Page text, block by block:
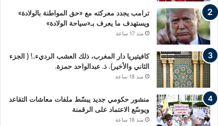
ترامب يجدد معركته مع «حق المواطنة بالولادة»
ويستهدف ما يعرف بـ«سياحة الولادة»
منذ 17 ساعة
كافيتيريا دار المغرب، ذلك العشب الرديء..! ( الجزء
الثاني والأخير). ذ. عبدالواحد حمزة.
منذ 18 ساعة
منشور حكومي جديد يبسّط ملفات معاشات التقاعد
ويوسّع الاعتماد على الرقمنة
منذ 18 ساعة